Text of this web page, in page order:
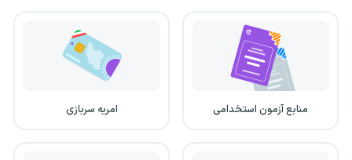
منابع آزمون استخدامی امریه سربازی